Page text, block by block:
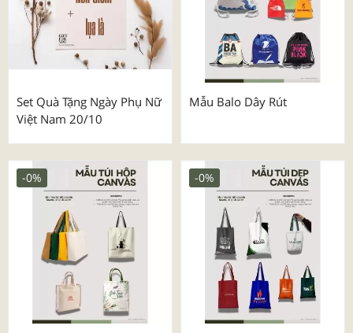
Set Quà Tặng Ngày Phụ Nữ
Việt Nam 20/10
Mẫu Balo Dây Rút
-0% -0%